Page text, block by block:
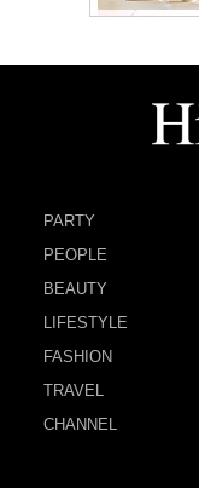
PARTY
PEOPLE
BEAUTY
LIFESTYLE
FASHION
TRAVEL
CHANNEL